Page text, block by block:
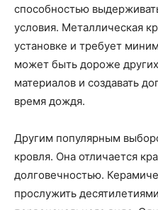
способностью
условия. Металлическая
установке и требует
может быть дороже
материалов и создавать
время дождя.
Другим популярным
кровля. Она отличается
долговечностью.
прослужить